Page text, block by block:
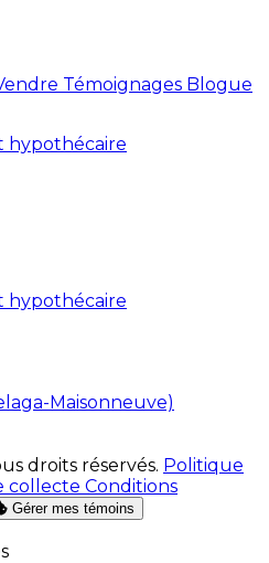
Témoignages Blogue
hypothécaire
hypothécaire
Maisonneuve)
droits réservés. Politique
collecte Conditions
Gérer mes témoins